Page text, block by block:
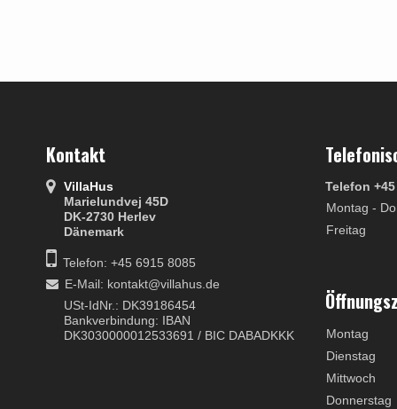
Kontakt
VillaHus
Marielundvej 45D
DK-2730 Herlev
Dänemark
Telefon: +45 6915 8085
E-Mail: kontakt@villahus.de
USt-IdNr.: DK39186454
Bankverbindung: IBAN
DK3030000012533691 / BIC DABADKKK
Telefon
Montag -
Freitag
Montag
Dienstag
Mittwoch
Donnerstag